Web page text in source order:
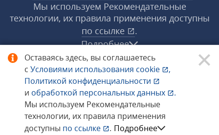
Оставаясь здесь, вы соглашаетесь
с Условиями использования cookie
,
Политикой конфиденциальности
и обработкой персональных данных
.
Мы используем Рекомендательные
технологии, их правила применения
доступны по ссылке . Подробнее
Мы используем Рекомендательные
технологии, их правила применения доступны
по ссылке
.
Подробнее
© 1998−2026 «1С‑Рарус» ®. Все права
защищены.
Сообщить об ошибке